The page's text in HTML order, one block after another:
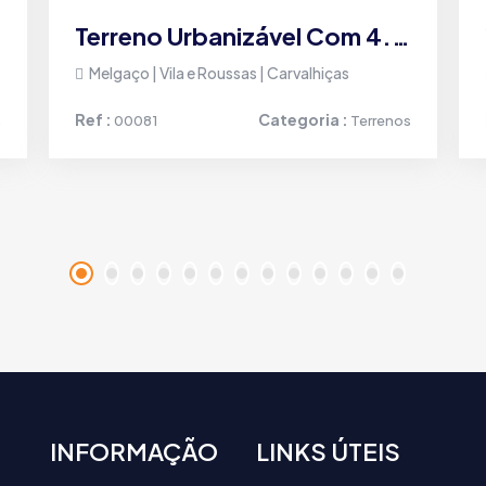
Terreno Urbanizável Com 4.000 M² E Possibilidade De 4 Lotes – Melgaço
Melgaço | Vila e Roussas | Carvalhiças
Ref : 00081 Categoria : Terrenos
INFORMAÇÃO LINKS ÚTEIS